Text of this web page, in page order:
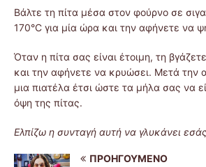
Βάλτε τη πίτα μέσα στον φούρνο σε
170°C για μία ώρα και την αφήνετε να
Όταν η πίτα σας είναι έτοιμη, τη
και την αφήνετε να κρυώσει. Μετά την
μια πιατέλα έτσι ώστε τα μήλα σας να
όψη της πίτας.
Ελπίζω η συνταγή αυτή να γλυκάνει
ΠΡΟΗΓΟΎΜΕΝΟ